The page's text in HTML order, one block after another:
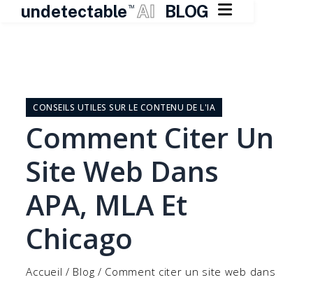
undetectable TM AI BLOG 
contentCONSEILS UTILES SUR LE CONTENU DE L'IA
Comment Citer Un
Site Web Dans
APA, MLA Et
Chicago
Accueil / Blog / Comment citer un site web dans